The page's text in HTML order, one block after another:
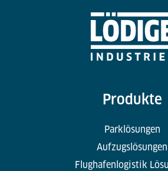
Produkte
Parklösungen
Aufzugslösungen
Flughafenlogistik